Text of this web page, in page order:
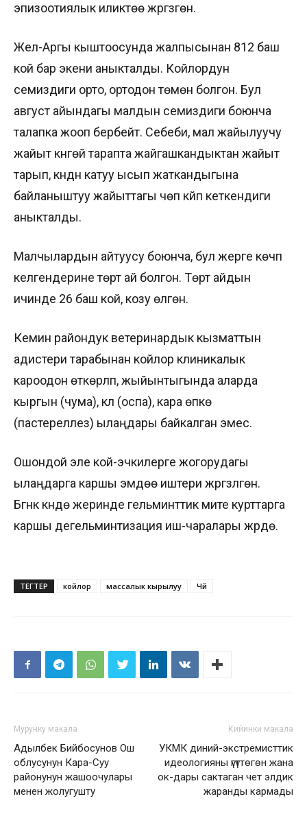
эпизоотиялык иликтөө жүргүзгөн.
Жел-Аргы кыштоосунда жалпысынан 812 баш
кой бар экени аныкталды. Койлордун
семиздиги орто, ортодон төмөн болгон. Бул
август айындагы малдын семиздиги боюнча
талапка жооп бербейт. Себеби, мал жайылуучу
жайыт күнгөй тарапта жайгашкандыктан жайыт
тарып, күндүн катуу ысып жаткандыгына
байланыштуу жайыттагы чөп күйүп кеткендиги
аныкталды.
Малчылардын айтуусу боюнча, бул жерге көчүп
келгендерине төрт ай болгон. Төрт айдын
ичинде 26 баш кой, козу өлгөн.
Кемин райондук ветеринардык кызматтын
адистери тарабынан койлор клиникалык
кароодон өткөрүлүп, жыйынтыгында аларда
кыргын (чума), күл (оспа), кара өпкө
(пастереллез) ылаңдары байкалган эмес.
Ошондой эле кой-эчкилерге жогорудагы
ылаңдарга каршы эмдөө иштери жүргүзүлгөн.
Бүгүнкү күндө жеринде гельминттик мите курттарга
каршы дегельминтизация иш-чаралары жүрүүдө.
ТЕГТЕР койлор массалык кырылуу Чүй
Мурунку макала
Адылбек Бийбосунов Ош
облусунун Кара-Суу
районунун жашоочулары
менен жолугушту
Кийинки макала
УКМК диний-экстремисттик
идеологияны үгүттөгөн жана
ок-дары сактаган чет элдик
жаранды кармады